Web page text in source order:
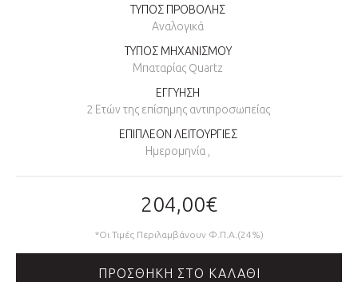
ΤΥΠΟΣ ΠΡΟΒΟΛΗΣ
Αναλογικά
ΤΥΠΟΣ ΜΗΧΑΝΙΣΜΟΥ
Μπαταρίας Quartz
ΕΓΓΥΗΣΗ
2 Ετών της επίσημης αντιπροσωπείας
ΕΠΙΠΛΕΟΝ ΛΕΙΤΟΥΡΓΙΕΣ
Ημερομηνία ,
204,00€
*Οι Τιμές Περιλαμβάνουν Φ.Π.Α.(24%)
ΠΡΟΣΘΉΚΗ ΣΤΟ ΚΑΛΆΘΙ